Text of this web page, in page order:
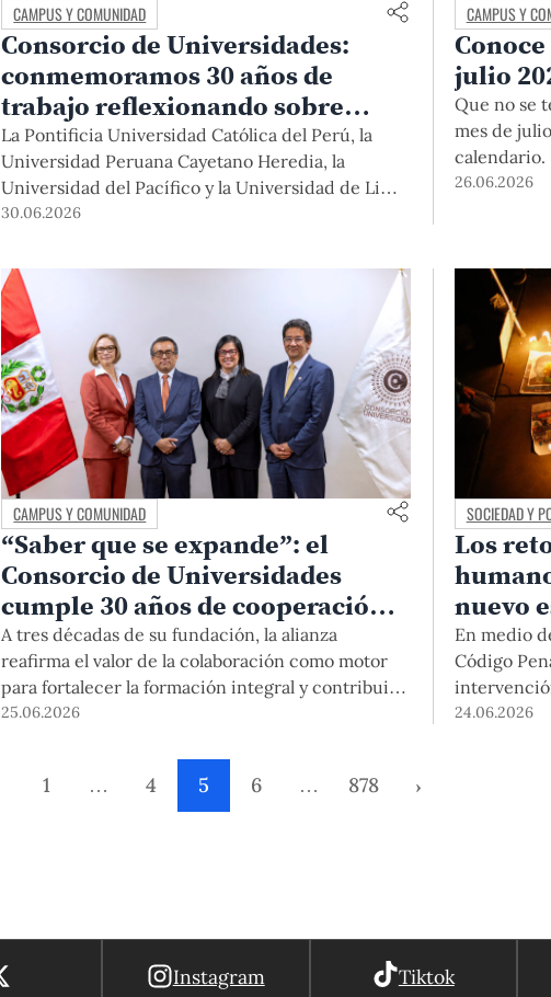
CAMPUS Y COMUNIDAD
Consorcio de Universidades:
conmemoramos 30 años de
trabajo reflexionando sobre
cómo seguir aportando al país
La Pontificia Universidad Católica del Perú, la
Universidad Peruana Cayetano Heredia, la
Universidad del Pacífico y la Universidad de Lima
celebraron el aniversario de la alianza en una
renovó el compromiso de trabajar juntos, y de
contribuir con el país en un contexto de
acelerados cambios tecnológicos y de fragilidad
institucional. El evento contó con las palabras de
autoridades y del exministro de Educación, Dr.
Jaime Saavedra.
30.06.2026
CAMPUS Y
julio
Que no se
mes de
calendario.
26.06.2026
CAMPUS Y COMUNIDAD
“Saber que se expande”: el
Consorcio de Universidades
cumple 30 años de cooperación
académica y aporte al Perú
A tres décadas de su fundación, la alianza
reafirma el valor de la colaboración como motor
para fortalecer la formación integral y contribuir
al desarrollo del país. Integrado por la PUCP, la
Universidad del Pacífico y la Universidad de Lima,
este espacio impulsa iniciativas académicas y
culturales, y se pronuncia ante situaciones de
25.06.2026
SOCIEDAD Y
Los
nuevo
En medio
Código
vinculados
24.06.2026
1 … 4 5 6 … 878 ›
Instagram Tiktok